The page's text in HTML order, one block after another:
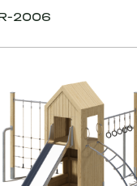
2006